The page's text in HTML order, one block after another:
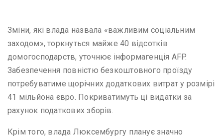
Зміни, які влада назвала «важливим соціальним
заходом», торкнуться майже 40 відсотків
домогосподарств, уточнює інформагенція AFP.
Забезпечення повністю безкоштовного проїзду
потребуватиме щорічних додаткових витрат у розмірі
41 мільйона євро. Покриватимуть ці видатки за
рахунок податкових зборів.
Крім того, влада Люксембургу планує значно